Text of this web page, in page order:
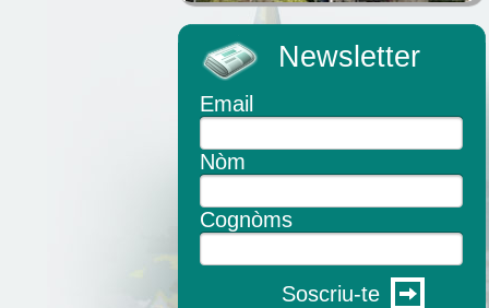
Newsletter
Email
Nòm
Cognòms
Soscriu-te